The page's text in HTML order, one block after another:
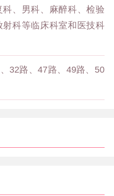
、男科、麻醉科、检验
科等临床科室和医技科
32路、47路、49路、50